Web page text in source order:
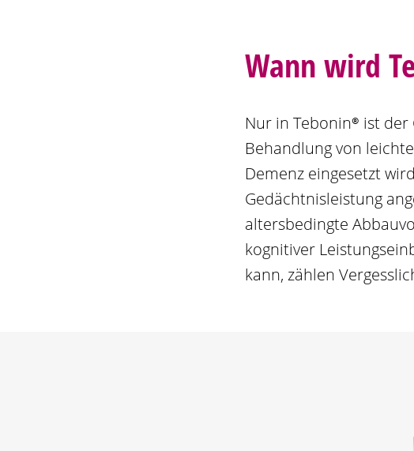
Wann wird
Nur in Tebonin® ist der
Behandlung von
Demenz eingesetzt
Gedächtnisleistung
altersbedingte
kognitiver
kann, zählen